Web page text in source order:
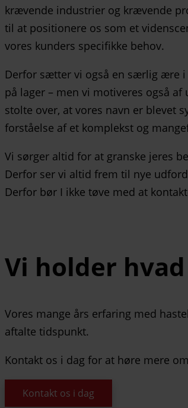
krævende industrier og krævende
til at positionere os som et
vores kunders specifikke behov.
Derfor sætter vi også en særlig ære i
på lager – men vi motiveres også
stolte over, at vores navn er blevet
forståelse af et komplekst og
Vi sørger altid for at granske jeres
Derfor ser vi altid frem til nye
Derfor bør I ikke tøve med at
Vi holder
Vores mange års erfaring med
aftalte tidspunkt.
Kontakt os i dag for at høre mere
Kontakt os i dag